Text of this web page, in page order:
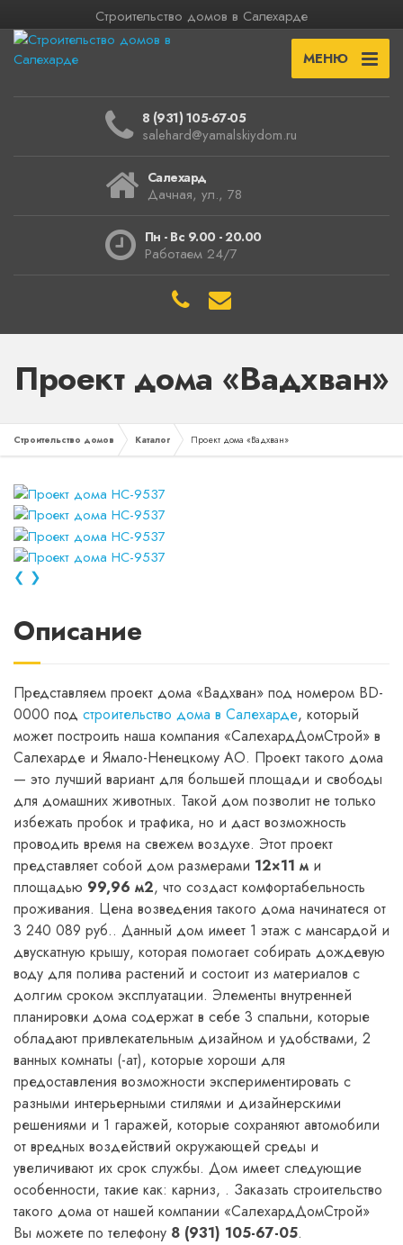
Строительство домов в Салехарде
МЕНЮ
8 (931) 105-67-05
salehard@yamalskiydom.ru
Салехард
Дачная, ул., 78
Пн - Вс 9.00 - 20.00
Работаем 24/7
Проект дома «Вадхван»
Строительство домов Каталог Проект дома «Вадхван»
❮ ❯
Описание
Представляем проект дома «Вадхван» под номером BD-
0000 под строительство дома в Салехарде, который
может построить наша компания «СалехардДомСтрой» в
Салехарде и Ямало-Ненецкому АО. Проект такого дома
— это лучший вариант для большей площади и свободы
для домашних животных. Такой дом позволит не только
избежать пробок и трафика, но и даст возможность
проводить время на свежем воздухе. Этот проект
представляет собой дом размерами 12×11 м и
площадью 99,96 м2, что создаст комфортабельность
проживания. Цена возведения такого дома начинатеся от
3 240 089 руб.. Данный дом имеет 1 этаж с мансардой и
двускатную крышу, которая помогает собирать дождевую
воду для полива растений и состоит из материалов с
долгим сроком эксплуатации. Элементы внутренней
планировки дома содержат в себе 3 спальни, которые
обладают привлекательным дизайном и удобствами, 2
ванных комнаты (-ат), которые хороши для
предоставления возможности экспериментировать с
разными интерьерными стилями и дизайнерскими
решениями и 1 гаражей, которые сохраняют автомобили
от вредных воздействий окружающей среды и
увеличивают их срок службы. Дом имеет следующие
особенности, такие как: карниз, . Заказать строительство
такого дома от нашей компании «СалехардДомСтрой»
Вы можете по телефону 8 (931) 105-67-05.